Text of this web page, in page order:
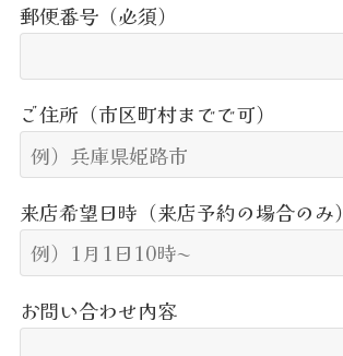
郵便番号（必須）
ご住所（市区町村までで可）
来店希望日時（来店予約の場合のみ）
お問い合わせ内容